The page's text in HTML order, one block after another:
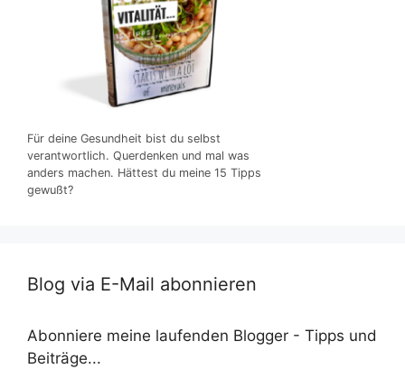
Für deine Gesundheit bist du selbst
verantwortlich. Querdenken und mal was
anders machen. Hättest du meine 15 Tipps
gewußt?
Blog via E-Mail abonnieren
Abonniere meine laufenden Blogger - Tipps und
Beiträge...